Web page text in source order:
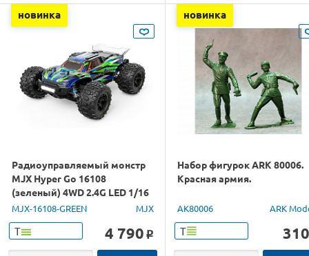
новинка
Радиоуправляемый монстр
MJX Hyper Go 16108
(зеленый) 4WD 2.4G LED 1/16
RTR
MJX-16108-GREEN MJX
Т 4 790 o
новинка
Набор фигурок ARK 80006.
Красная армия.
AK80006 ARK
Т 310